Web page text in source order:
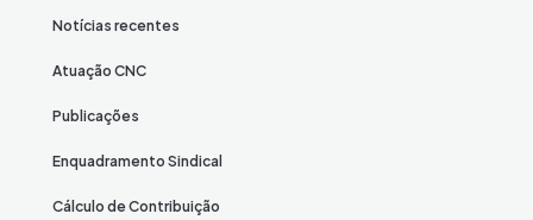
Notícias recentes
Atuação CNC
Publicações
Enquadramento Sindical
Cálculo de Contribuição